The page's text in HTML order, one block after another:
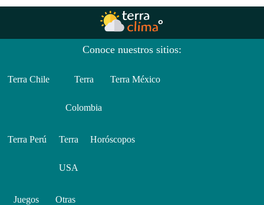
Conoce nuestros sitios:
Terra Chile Terra
Colombia
Terra México
Terra Perú Terra
USA
Horóscopos
Juegos Otras